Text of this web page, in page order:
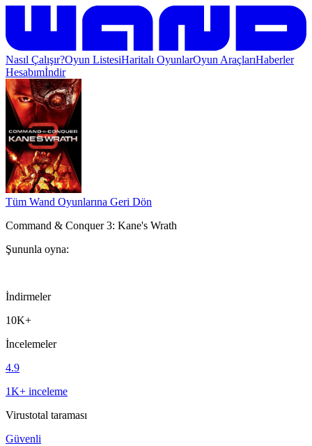
Nasıl Çalışır?Oyun ListesiHaritalı OyunlarOyun AraçlarıHaberler
Hesabımİndir
Tüm Wand Oyunlarına Geri Dön
Command & Conquer 3: Kane's Wrath
Şununla oyna:
İndirmeler
10K+
İncelemeler
4.9
1K+ inceleme
Virustotal taraması
Güvenli